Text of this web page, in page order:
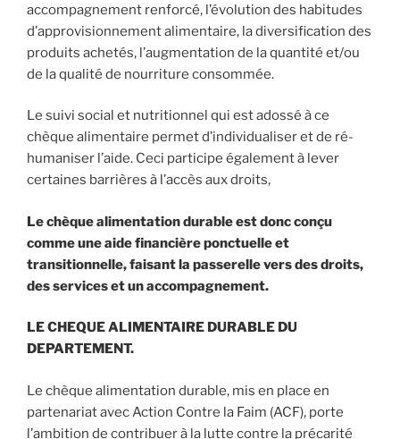
accompagnement renforcé, l’évolution des habitudes
d’approvisionnement alimentaire, la diversification des
produits achetés, l’augmentation de la quantité et/ou
de la qualité de nourriture consommée.
Le suivi social et nutritionnel qui est adossé à ce
chèque alimentaire permet d’individualiser et de ré-
humaniser l’aide. Ceci participe également à lever
certaines barrières à l’accès aux droits,
Le chèque alimentation durable est donc conçu
comme une aide financière ponctuelle et
transitionnelle, faisant la passerelle vers des droits,
des services et un accompagnement.
LE CHEQUE ALIMENTAIRE DURABLE DU
DEPARTEMENT.
Le chèque alimentation durable, mis en place en
partenariat avec Action Contre la Faim (ACF), porte
l’ambition de contribuer à la lutte contre la précarité